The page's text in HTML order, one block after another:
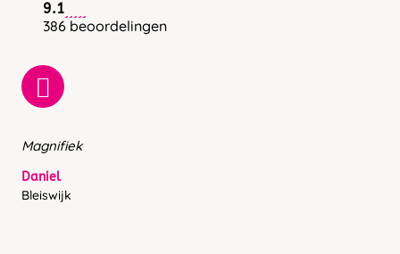
9.1
386 beoordelingen
Magnifiek
Daniel
Bleiswijk